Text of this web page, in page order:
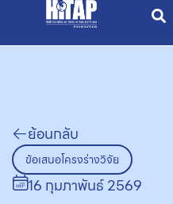
ย้อนกลับ
ข้อเสนอโครงร่างวิจัย
16 กุมภาพันธ์ 2569